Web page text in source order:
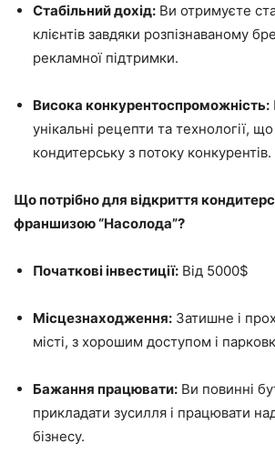
Стабільний дохід: Ви отримуєте
клієнтів завдяки розпізнаваному
рекламної підтримки.
Висока конкурентоспроможність:
унікальні рецепти та технології,
кондитерську з потоку конкурентів.
Що потрібно для відкриття
франшизою “Насолода”?
Початкові інвестиції: Від 5000$
Місцезнаходження: Затишне і
місті, з хорошим доступом і
Бажання працювати: Ви повинні
прикладати зусилля і працювати
бізнесу.